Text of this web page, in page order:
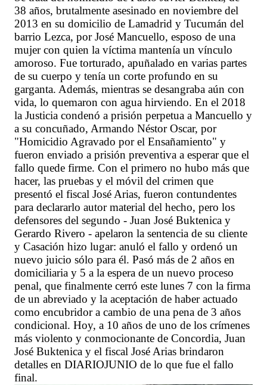
38 años, brutalmente asesinado en noviembre del
2013 en su domicilio de Lamadrid y Tucumán del
barrio Lezca, por José Mancuello, esposo de una
mujer con quien la víctima mantenía un vínculo
amoroso. Fue torturado, apuñalado en varias partes
de su cuerpo y tenía un corte profundo en su
garganta. Además, mientras se desangraba aún con
vida, lo quemaron con agua hirviendo. En el 2018
la Justicia condenó a prisión perpetua a Mancuello y
a su concuñado, Armando Néstor Oscar, por
"Homicidio Agravado por el Ensañamiento" y
fueron enviado a prisión preventiva a esperar que el
fallo quede firme. Con el primero no hubo más que
hacer, las pruebas y el móvil del crimen que
presentó el fiscal José Arias, fueron contundentes
para declararlo autor material del hecho, pero los
defensores del segundo - Juan José Buktenica y
Gerardo Rivero - apelaron la sentencia de su cliente
y Casación hizo lugar: anuló el fallo y ordenó un
nuevo juicio sólo para él. Pasó más de 2 años en
domiciliaria y 5 a la espera de un nuevo proceso
penal, que finalmente cerró este lunes 7 con la firma
de un abreviado y la aceptación de haber actuado
como encubridor a cambio de una pena de 3 años
condicional. Hoy, a 10 años de uno de los crímenes
más violento y conmocionante de Concordia, Juan
José Buktenica y el fiscal José Arias brindaron
detalles en DIARIOJUNIO de lo que fue el fallo
final.